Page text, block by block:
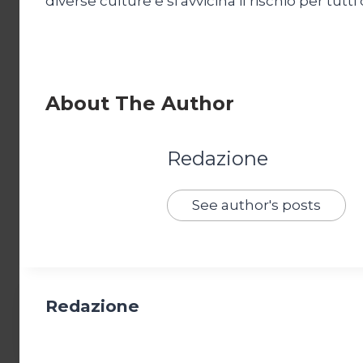
About The Author
Redazione
See author's posts
Redazione